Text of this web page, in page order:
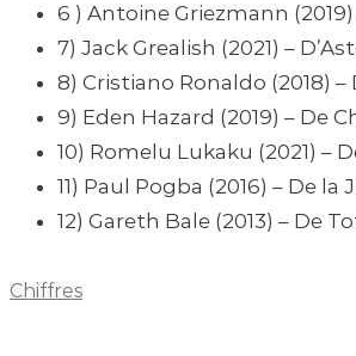
6 ) Antoine Griezmann
7) Jack Grealish (2021) –
8) Cristiano Ronaldo (2018)
9) Eden Hazard (2019) – De
10) Romelu Lukaku (2021) –
11) Paul Pogba (2016) – De
12) Gareth Bale (2013) – De
Chiffres